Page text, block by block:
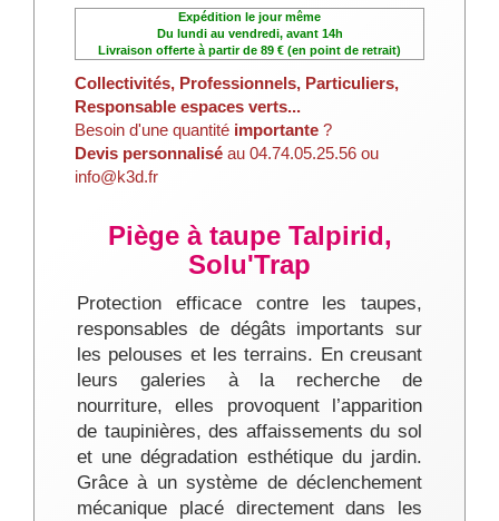
Expédition le jour même
Du lundi au vendredi, avant 14h
Livraison offerte à partir de 89 € (en point de retrait)
Collectivités, Professionnels, Particuliers,
Responsable espaces verts...
Besoin d'une quantité importante ?
Devis personnalisé au 04.74.05.25.56 ou
info@k3d.fr
Piège à taupe Talpirid,
Solu'Trap
Protection efficace contre les taupes,
responsables de dégâts importants sur
les pelouses et les terrains. En creusant
leurs galeries à la recherche de
nourriture, elles provoquent l’apparition
de taupinières, des affaissements du sol
et une dégradation esthétique du jardin.
Grâce à un système de déclenchement
mécanique placé directement dans les